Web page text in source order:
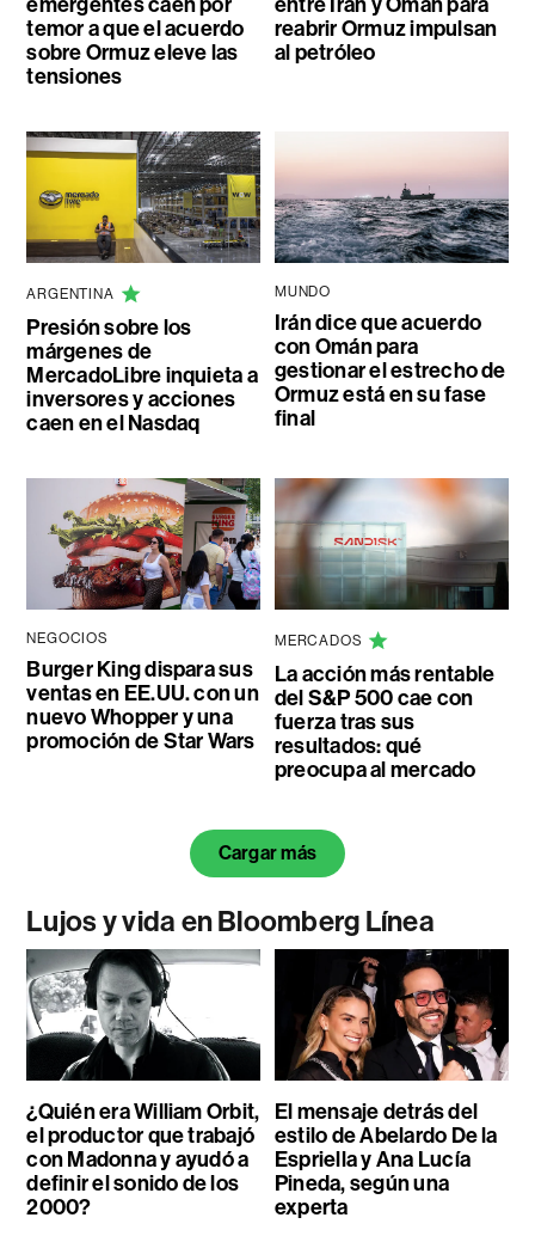
temor a que el acuerdo
sobre Ormuz eleve las
tensiones
reabrir Ormuz impulsan
al petróleo
ARGENTINA
Presión sobre los
márgenes de
MercadoLibre inquieta a
inversores y acciones
caen en el Nasdaq
MUNDO
Irán dice que acuerdo
con Omán para
gestionar el estrecho de
Ormuz está en su fase
final
NEGOCIOS
Burger King dispara sus
ventas en EE.UU. con un
nuevo Whopper y una
promoción de Star Wars
MERCADOS
La acción más rentable
del S&P 500 cae con
fuerza tras sus
resultados: qué
preocupa al mercado
Cargar más
Lujos y vida en Bloomberg Línea
¿Quién era William Orbit,
el productor que trabajó
con Madonna y ayudó a
definir el sonido de los
2000?
El mensaje detrás del
estilo de Abelardo De la
Espriella y Ana Lucía
Pineda, según una
experta